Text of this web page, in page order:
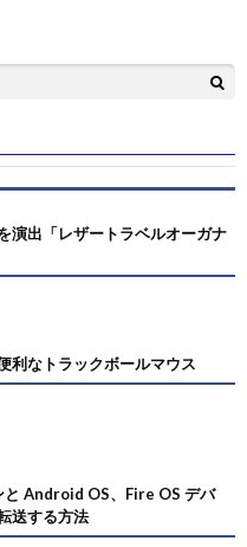
演出「レザートラベルオーガナ
利なトラックボールマウス
Android OS、Fire OS デバ
送する方法